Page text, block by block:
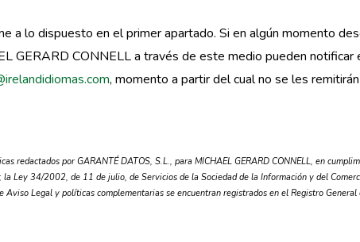
a lo dispuesto en el primer apartado. Si en algún momento
GERARD CONNELL a través de este medio pueden
, momento a partir del cual no se les
redactados por GARANTÉ DATOS, S.L., para MICHAEL GERARD CONNELL, en
Ley 34/2002, de 11 de julio, de Servicios de la Sociedad de la Información y del
Legal y políticas complementarias se encuentran registrados en el Registro